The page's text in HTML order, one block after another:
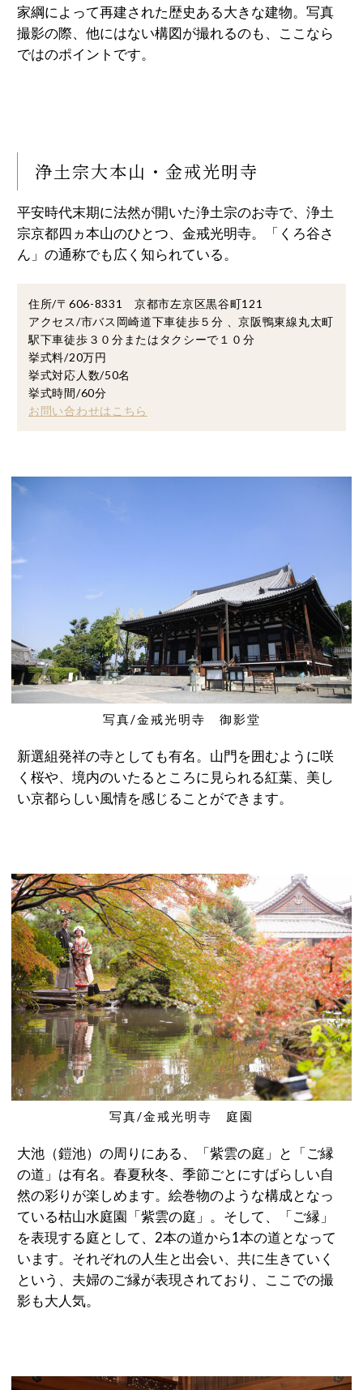
家綱によって再建された歴史ある大きな建物。写真
撮影の際、他にはない構図が撮れるのも、ここなら
ではのポイントです。
浄土宗大本山・金戒光明寺
平安時代末期に法然が開いた浄土宗のお寺で、浄土
宗京都四ヵ本山のひとつ、金戒光明寺。「くろ谷さ
ん」の通称でも広く知られている。
住所/〒606-8331 京都市左京区黒谷町121
アクセス/市バス岡崎道下車徒歩５分 、京阪鴨東線丸太町
駅下車徒歩３０分またはタクシーで１０分
挙式料/20万円
挙式対応人数/50名
挙式時間/60分
お問い合わせはこちら
写真/金戒光明寺 御影堂
新選組発祥の寺としても有名。山門を囲むように咲
く桜や、境内のいたるところに見られる紅葉、美し
い京都らしい風情を感じることができます。
写真/金戒光明寺 庭園
大池（鎧池）の周りにある、「紫雲の庭」と「ご縁
の道」は有名。春夏秋冬、季節ごとにすばらしい自
然の彩りが楽しめます。絵巻物のような構成となっ
ている枯山水庭園「紫雲の庭」。そして、「ご縁」
を表現する庭として、2本の道から1本の道となって
います。それぞれの人生と出会い、共に生きていく
という、夫婦のご縁が表現されており、ここでの撮
影も大人気。